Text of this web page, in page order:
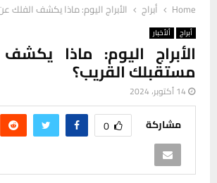
Home أبراج الأبراج اليوم: ماذا يكشف الفلك
أبراج ألأخبار
الأبراج اليوم: ماذا
مستقبلك القريب؟
14 أكتوبر، 2024
مشاركة 0